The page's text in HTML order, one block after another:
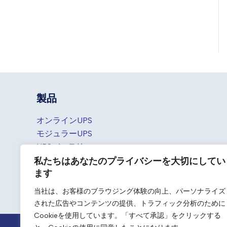
私たちはあなたのプライバシーを大切にしてい
ます
当社は、お客様のブラウジング体験の向上、パーソナライズ
された広告やコンテンツの提供、トラフィック分析のために
Cookieを使用しています。「すべて承認」をクリックする
製品
オンラインUPS
モジュラーUPS
UPSバッテリー
UPSアクセサリ
ポータブル電源
オフグリッドバッテリーバンク